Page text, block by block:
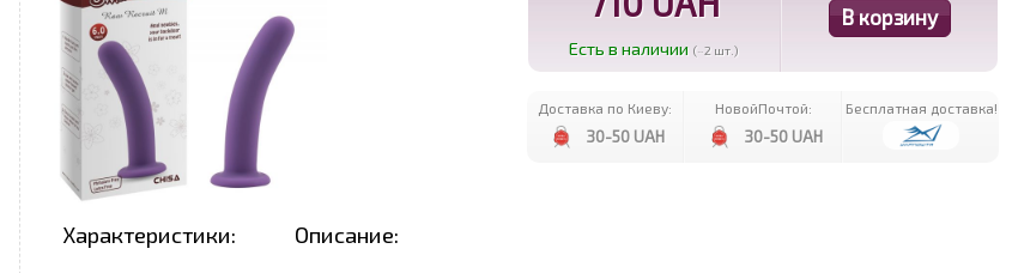
Есть в наличии (~2 шт.)
Доставка по Киеву:
30-50 UAH
НовойПочтой:
30-50 UAH
Бесплатная доставка!
Характеристики: Описание: